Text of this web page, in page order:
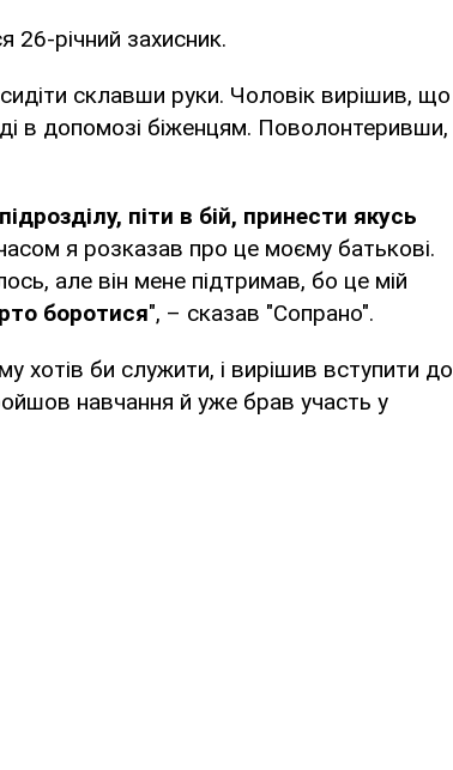
26-річний захисник.
склавши руки. Чоловік вирішив, що
в допомозі біженцям. Поволонтеривши,
піти в бій, принести якусь
я розказав про це моєму батькові.
але він мене підтримав, бо це мій
боротися", – сказав "Сопрано".
хотів би служити, і вирішив вступити до
навчання й уже брав участь у